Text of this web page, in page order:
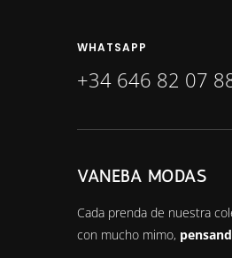
WHATSAPP
+34 646 82 07
VANEBA MODAS
Cada prenda de nuestra
con mucho mimo,